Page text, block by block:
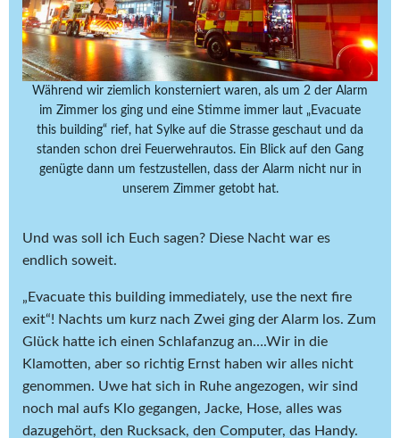
Während wir ziemlich konsterniert waren, als um 2 der Alarm
im Zimmer los ging und eine Stimme immer laut „Evacuate
this building“ rief, hat Sylke auf die Strasse geschaut und da
standen schon drei Feuerwehrautos. Ein Blick auf den Gang
genügte dann um festzustellen, dass der Alarm nicht nur in
unserem Zimmer getobt hat.
Und was soll ich Euch sagen? Diese Nacht war es
endlich soweit.
„Evacuate this building immediately, use the next fire
exit“! Nachts um kurz nach Zwei ging der Alarm los. Zum
Glück hatte ich einen Schlafanzug an….Wir in die
Klamotten, aber so richtig Ernst haben wir alles nicht
genommen. Uwe hat sich in Ruhe angezogen, wir sind
noch mal aufs Klo gegangen, Jacke, Hose, alles was
dazugehört, den Rucksack, den Computer, das Handy.